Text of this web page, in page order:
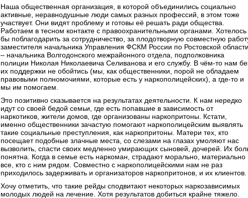
Наша общественная организация, в которой объединились социально
активные, неравнодушные люди самых разных профессий, в этом тоже
участвует. Они видят проблему и готовы её решать ради общества.
Работаем в тесном контакте с правоохранительными органами. Хотелось
бы поблагодарить за сотрудничество, за плодотворную совместную
заместителя начальника Управления ФСКМ России по Ростовской области
– начальника Волгодонского межрайонного отдела, подполковника
полиции Николая Николаевича Селиванова и его службу. В чём-то нам
их поддержки не обойтись (мы, как общественники, порой не обладаем
правовыми полномочиями, которые есть у наркополицейских), а где-то и
мы им помогаем.
Это позитивно сказывается на результатах деятельности. К нам нередко
идут со своей бедой семьи, где есть попавшие в зависимость от
наркотиков, жители домов, где организованы наркопритоны. Кстати,
именно общественники зачастую помогают наркополицейским выявлять
такие социальные преступления, как наркопритоны. Матери тех, кто
посещает подобные злачные места, со слезами на глазах умоляют нас
вызволить, спасти своих медленно умирающих сыновей, дочерей. Их
понятна. Когда в семье есть наркоман, страдают морально, материально
все, кто с ним рядом. Совместно с наркополицейскими нам не раз
приходилось задерживать и организаторов наркопритонов, и их клиентов.
Хочу отметить, что такие рейды сподвитают некоторых наркозависимых
молодых людей на лечение. Хотя результатов добиться крайне тяжело.